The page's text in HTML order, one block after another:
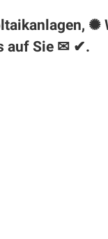
auf Sie ✉ ✔.